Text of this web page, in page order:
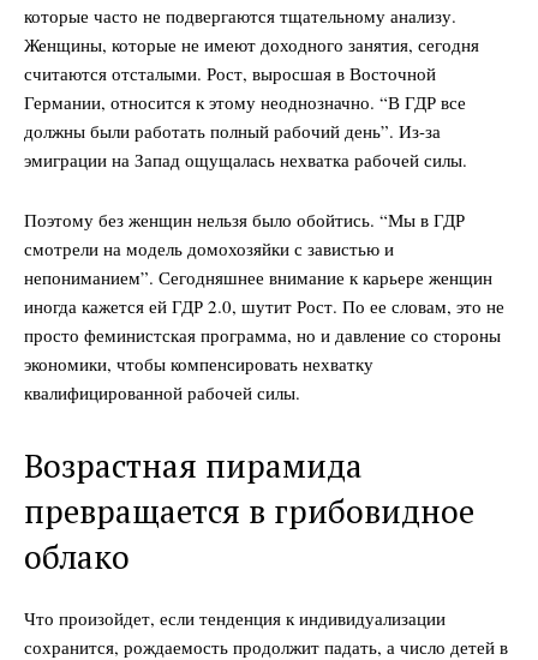
которые часто не подвергаются тщательному анализу.
Женщины, которые не имеют доходного занятия, сегодня
считаются отсталыми. Рост, выросшая в Восточной
Германии, относится к этому неоднозначно. “В ГДР все
должны были работать полный рабочий день”. Из-за
эмиграции на Запад ощущалась нехватка рабочей силы.
Поэтому без женщин нельзя было обойтись. “Мы в ГДР
смотрели на модель домохозяйки с завистью и
непониманием”. Сегодняшнее внимание к карьере женщин
иногда кажется ей ГДР 2.0, шутит Рост. По ее словам, это не
просто феминистская программа, но и давление со стороны
экономики, чтобы компенсировать нехватку
квалифицированной рабочей силы.
Возрастная пирамида
превращается в грибовидное
облако
Что произойдет, если тенденция к индивидуализации
сохранится, рождаемость продолжит падать, а число детей в